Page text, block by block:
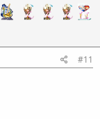
#11